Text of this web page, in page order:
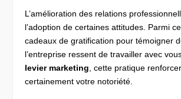
L’amélioration des relations
l’adoption de certaines attitudes. Parmi
cadeaux de gratification pour témoigner
l’entreprise ressent de travailler avec
levier marketing, cette pratique
certainement votre notoriété.